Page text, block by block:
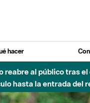
hacer
reabre al público tras
hasta la entrada del